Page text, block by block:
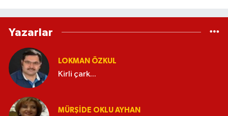
Yazarlar
LOKMAN ÖZKUL
Kirli çark...
MÜRŞIDE OKLU AYHAN